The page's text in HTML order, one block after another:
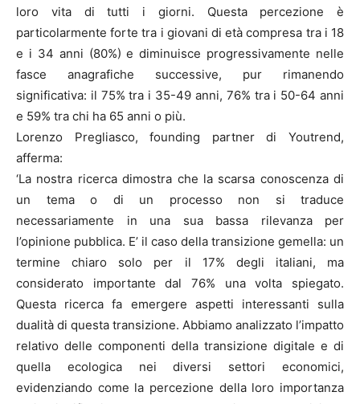
loro vita di tutti i giorni. Questa percezione è
particolarmente forte tra i giovani di età compresa tra i 18
e i 34 anni (80%) e diminuisce progressivamente nelle
fasce anagrafiche successive, pur rimanendo
significativa: il 75% tra i 35-49 anni, 76% tra i 50-64 anni
e 59% tra chi ha 65 anni o più.
Lorenzo Pregliasco, founding partner di Youtrend,
afferma:
‘La nostra ricerca dimostra che la scarsa conoscenza di
un tema o di un processo non si traduce
necessariamente in una sua bassa rilevanza per
l’opinione pubblica. E’ il caso della transizione gemella: un
termine chiaro solo per il 17% degli italiani, ma
considerato importante dal 76% una volta spiegato.
Questa ricerca fa emergere aspetti interessanti sulla
dualità di questa transizione. Abbiamo analizzato l’impatto
relativo delle componenti della transizione digitale e di
quella ecologica nei diversi settori economici,
evidenziando come la percezione della loro importanza